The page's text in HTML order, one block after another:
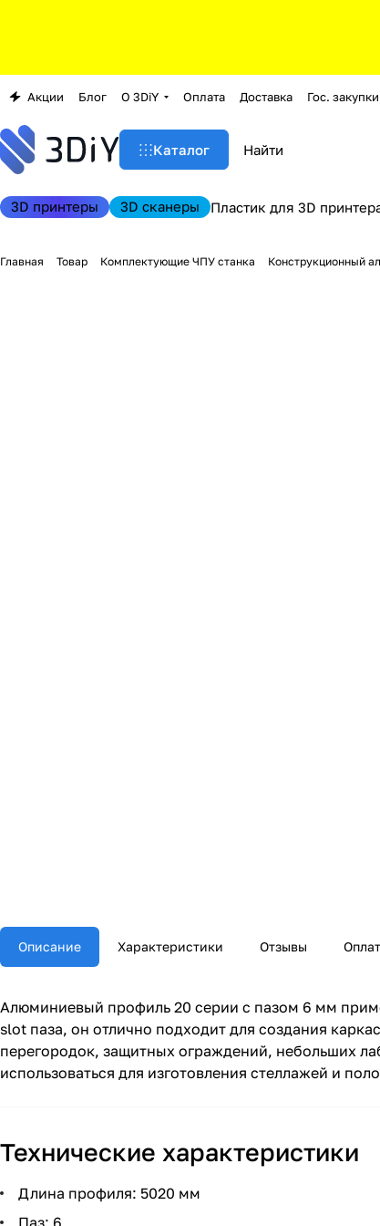
Акции Блог О 3DiY Оплата Доставка Гос. закупки
Каталог
3D принтеры 3D сканеры Пластик для 3D
Главная Товар Комплектующие ЧПУ станка Конструкционный
Описание Характеристики Отзывы
Алюминиевый профиль 20 серии с пазом 6 мм
slot паза, он отлично подходит для создания
перегородок, защитных ограждений, небольших
использоваться для изготовления стеллажей и
Технические характеристики
Длина профиля: 5020 мм
Паз: 6